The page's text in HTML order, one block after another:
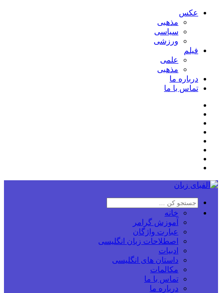
عکس
مذهبی
سیاسی
ورزشی
فیلم
علمی
مذهبی
درباره ما
تماس با ما
خانه
آموزش گرامر
عبارت واژگان
اصطلاحات زبان انگلیسی
ادبیات
داستان های انگلیسی
مکالمات
تماس با ما
درباره ما